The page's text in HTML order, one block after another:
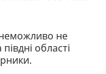
неможливо не
області